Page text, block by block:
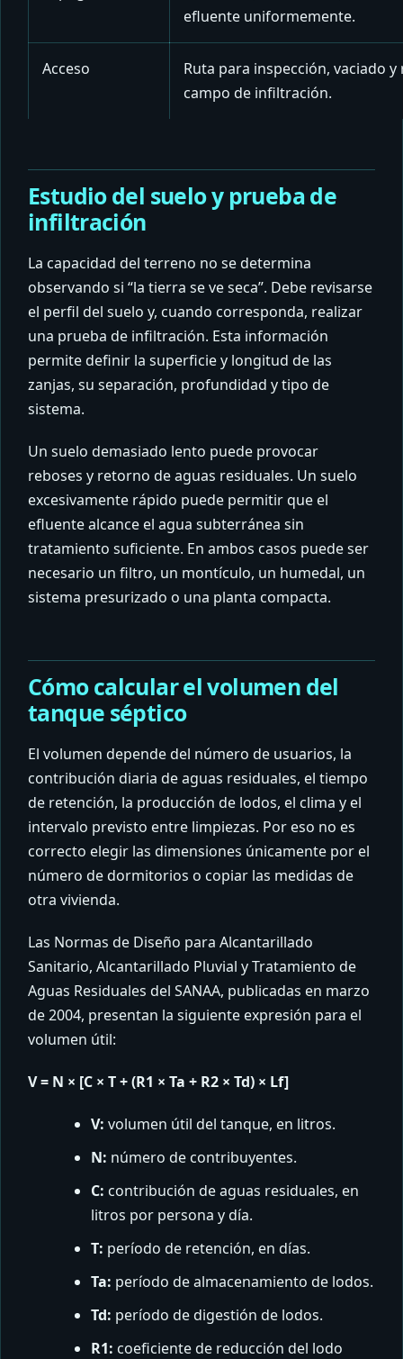
efluente uniformemente.
Acceso
Ruta para inspección, vaciado
campo de infiltración.
Estudio del suelo y prueba de
infiltración
La capacidad del terreno no se determina
observando si “la tierra se ve seca”. Debe revisarse
el perfil del suelo y, cuando corresponda, realizar
una prueba de infiltración. Esta información
permite definir la superficie y longitud de las
zanjas, su separación, profundidad y tipo de
sistema.
Un suelo demasiado lento puede provocar
reboses y retorno de aguas residuales. Un suelo
excesivamente rápido puede permitir que el
efluente alcance el agua subterránea sin
tratamiento suficiente. En ambos casos puede ser
necesario un filtro, un montículo, un humedal, un
sistema presurizado o una planta compacta.
Cómo calcular el volumen del
tanque séptico
El volumen depende del número de usuarios, la
contribución diaria de aguas residuales, el tiempo
de retención, la producción de lodos, el clima y el
intervalo previsto entre limpiezas. Por eso no es
correcto elegir las dimensiones únicamente por el
número de dormitorios o copiar las medidas de
otra vivienda.
Las Normas de Diseño para Alcantarillado
Sanitario, Alcantarillado Pluvial y Tratamiento de
Aguas Residuales del SANAA, publicadas en marzo
de 2004, presentan la siguiente expresión para el
volumen útil:
V = N × [C × T + (R1 × Ta + R2 × Td) × Lf]
V: volumen útil del tanque, en litros.
N: número de contribuyentes.
C: contribución de aguas residuales, en
litros por persona y día.
T: período de retención, en días.
Ta: período de almacenamiento de lodos.
Td: período de digestión de lodos.
R1: coeficiente de reducción del lodo